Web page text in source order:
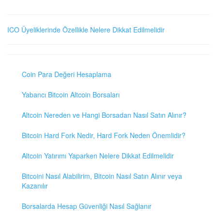
ICO Üyeliklerinde Özellikle Nelere Dikkat Edilmelidir
Coin Para Değeri Hesaplama
Yabancı Bitcoin Altcoin Borsaları
Altcoin Nereden ve Hangi Borsadan Nasıl Satın Alınır?
Bitcoin Hard Fork Nedir, Hard Fork Neden Önemlidir?
Altcoin Yatırımı Yaparken Nelere Dikkat Edilmelidir
Bitcoini Nasıl Alabilirim, Bitcoin Nasıl Satın Alınır veya
Kazanılır
Borsalarda Hesap Güvenliği Nasıl Sağlanır